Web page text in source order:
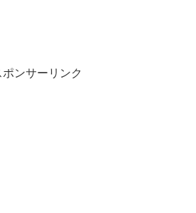
ポンサーリンク